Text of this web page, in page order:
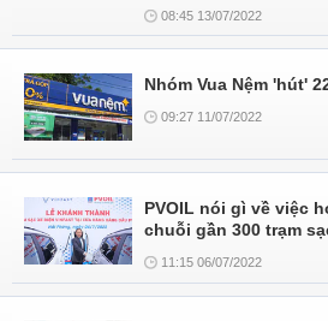
08:45 13/07/2022
Nhóm Vua Nệm 'hút'
09:27 11/07/2022
PVOIL nói gì về việc
chuỗi gần 300 trạm
11:15 06/07/2022